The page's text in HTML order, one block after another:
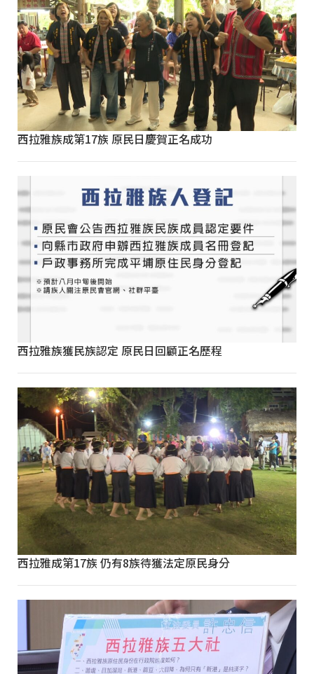
西拉雅族成第17族 原民日慶賀正名成功
西拉雅族獲民族認定 原民日回顧正名歷程
西拉雅成第17族 仍有8族待獲法定原民身分